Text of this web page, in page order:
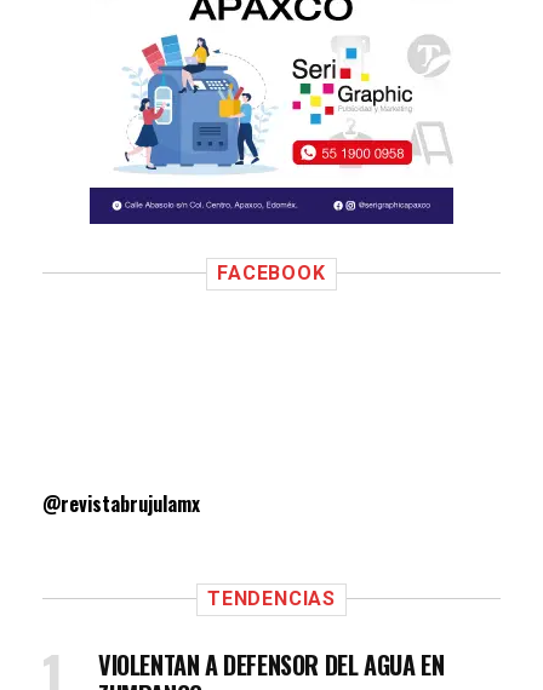
FACEBOOK
@revistabrujulamx
TENDENCIAS
VIOLENTAN A DEFENSOR DEL AGUA EN